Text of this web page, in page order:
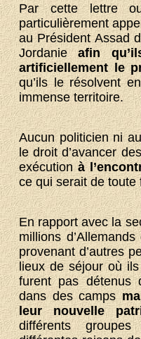
Par cette lettre
particulièrement
au Président Assad
Jordanieafin
artificiellement le
qu’ils le résolvent
immense territoire.
Aucun politicien ni
le droit d’avancer
exécutionà
ce qui serait de toute
En rapport avec la
millions
provenant d’autres
lieux de séjour où
furent pas détenus
dans des camps
leur nouvelle
différents